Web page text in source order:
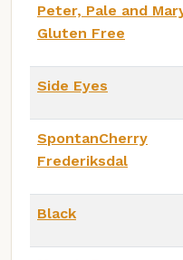
Peter, Pale and
Gluten Free
Side Eyes
SpontanCherry
Frederiksdal
Black